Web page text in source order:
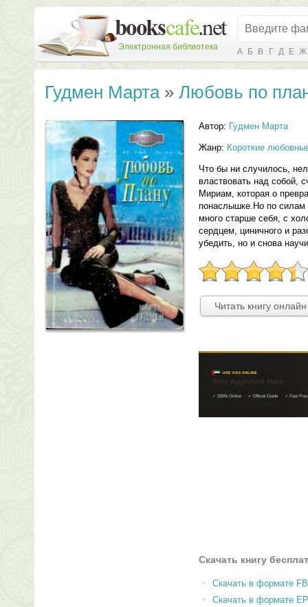
Электронная библиотека А Б В Г Д Е Ж
Гудмен Марта» Любовь по
Автор: Гудмен Марта
Жанр: Короткие
Что бы ни случилось,
властвовать над собой,
Мириам, которая о
понаслышке.Но по силам
много старше себя, с
сердцем, циничного и
убедить, но и снова
Читать книгу
Скачать книгу
Скачать в формате
Скачать в формате